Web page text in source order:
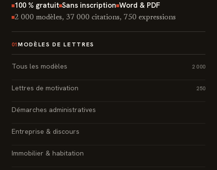
100 % gratuit Sans inscription Word & PDF
2 000 modèles, 37 000 citations, 750 expressions
01 MODÈLES DE LETTRES
Tous les modèles 2 000
Lettres de motivation 250
Démarches administratives
Entreprise & discours
Immobilier & habitation